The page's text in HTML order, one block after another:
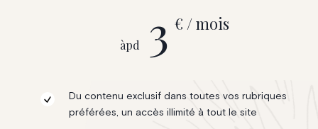
àpd 3 € / mois
Du contenu exclusif dans toutes vos rubriques
préférées, un accès illimité à tout le site